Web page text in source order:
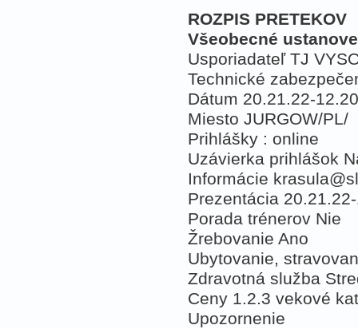
ROZPIS PRETEKOV
Všeobecné
Usporiadateľ TJ
Technické
Dátum 20.21.22-
Miesto JURGOW/PL/
Prihlášky : online
Uzávierka prihlášok
Informácie
Prezentácia
Porada trénerov Nie
Žrebovanie Ano
Ubytovanie,
Zdravotná služba
Ceny 1.2.3 vekové
Upozornenie